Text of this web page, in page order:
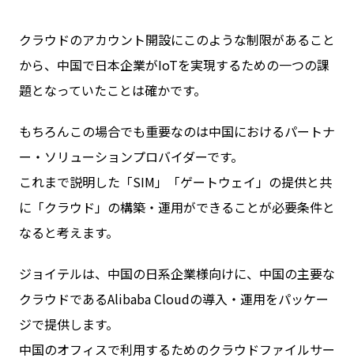
クラウドのアカウント開設にこのような制限があること
から、中国で日本企業がIoTを実現するための一つの課
題となっていたことは確かです。
もちろんこの場合でも重要なのは中国におけるパートナ
ー・ソリューションプロバイダーです。
これまで説明した「SIM」「ゲートウェイ」の提供と共
に「クラウド」の構築・運用ができることが必要条件と
なると考えます。
ジョイテルは、中国の日系企業様向けに、中国の主要な
クラウドであるAlibaba Cloudの導入・運用をパッケー
ジで提供します。
中国のオフィスで利用するためのクラウドファイルサー